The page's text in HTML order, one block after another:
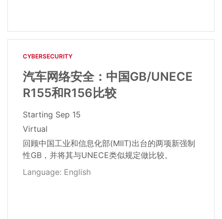
CYBERSECURITY
汽车网络安全：中国GB/UNECE
R155和R156比较
Starting Sep 15
Virtual
回顾中国工业和信息化部(MIIT)出台的两项新强制
性GB，并将其与UNECE类似规定做比较。
Language: English